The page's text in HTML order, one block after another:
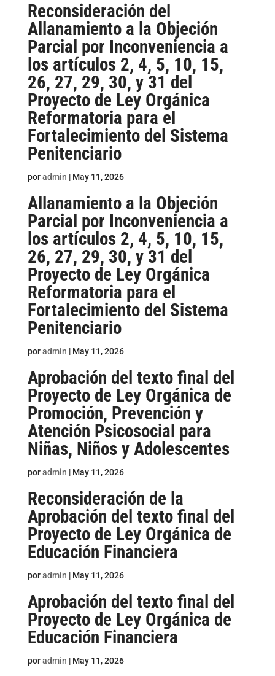
Reconsideración del
Allanamiento a la Objeción
Parcial por Inconveniencia a
los artículos 2, 4, 5, 10, 15,
26, 27, 29, 30, y 31 del
Proyecto de Ley Orgánica
Reformatoria para el
Fortalecimiento del Sistema
Penitenciario
poradmin | May 11, 2026
Allanamiento a la Objeción
Parcial por Inconveniencia a
los artículos 2, 4, 5, 10, 15,
26, 27, 29, 30, y 31 del
Proyecto de Ley Orgánica
Reformatoria para el
Fortalecimiento del Sistema
Penitenciario
poradmin | May 11, 2026
Aprobación del texto final del
Proyecto de Ley Orgánica de
Promoción, Prevención y
Atención Psicosocial para
Niñas, Niños y Adolescentes
poradmin | May 11, 2026
Reconsideración de la
Aprobación del texto final del
Proyecto de Ley Orgánica de
Educación Financiera
poradmin | May 11, 2026
Aprobación del texto final del
Proyecto de Ley Orgánica de
Educación Financiera
poradmin | May 11, 2026